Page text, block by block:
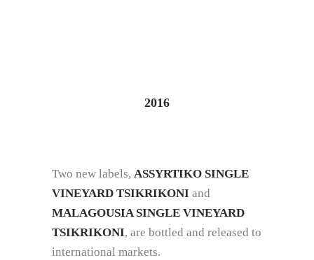
2016
Two new labels, ASSYRTIKO SINGLE
VINEYARD TSIKRIKONI and
MALAGOUSIA SINGLE VINEYARD
TSIKRIKONI, are bottled and released to
international markets.